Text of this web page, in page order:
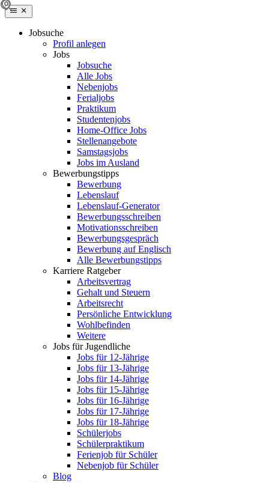
Jobsuche
Profil anlegen
Jobs
Jobsuche
Alle Jobs
Nebenjobs
Ferialjobs
Praktikum
Studentenjobs
Home-Office Jobs
Stellenangebote
Samstagsjobs
Jobs im Ausland
Bewerbungstipps
Bewerbung
Lebenslauf
Lebenslauf-Generator
Bewerbungsschreiben
Motivationsschreiben
Bewerbungsgespräch
Bewerbung auf Englisch
Alle Bewerbungstipps
Karriere Ratgeber
Arbeitsvertrag
Gehalt und Steuern
Arbeitsrecht
Persönliche Entwicklung
Wohlbefinden
Weitere
Jobs für Jugendliche
Jobs für 12-Jährige
Jobs für 13-Jährige
Jobs für 14-Jährige
Jobs für 15-Jährige
Jobs für 16-Jährige
Jobs für 17-Jährige
Jobs für 18-Jährige
Schülerjobs
Schülerpraktikum
Ferienjob für Schüler
Nebenjob für Schüler
Blog